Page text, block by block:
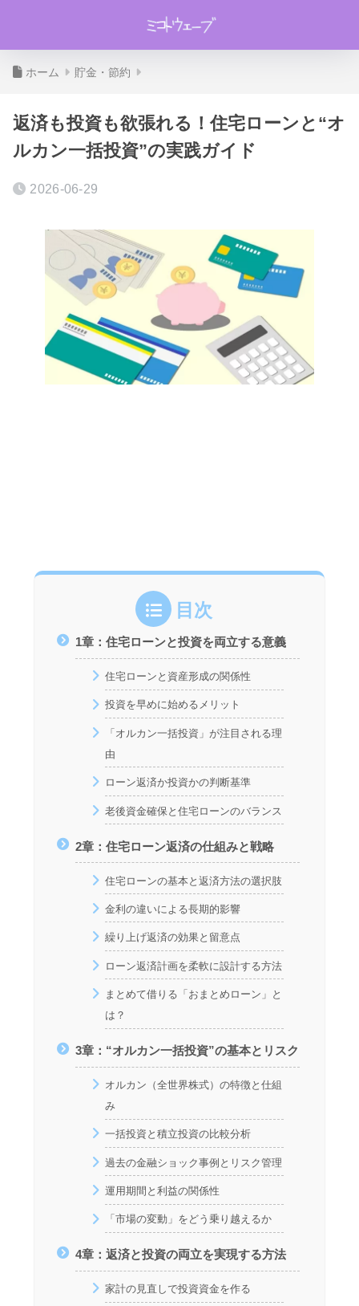
ホーム 貯金・節約
返済も投資も欲張れる！住宅ローンと“オ
ルカン一括投資”の実践ガイド
2026-06-29
目次
1章：住宅ローンと投資を両立する意義
住宅ローンと資産形成の関係性
投資を早めに始めるメリット
「オルカン一括投資」が注目される理
由
ローン返済か投資かの判断基準
老後資金確保と住宅ローンのバランス
2章：住宅ローン返済の仕組みと戦略
住宅ローンの基本と返済方法の選択肢
金利の違いによる長期的影響
繰り上げ返済の効果と留意点
ローン返済計画を柔軟に設計する方法
まとめて借りる「おまとめローン」と
は？
3章：“オルカン一括投資”の基本とリスク
オルカン（全世界株式）の特徴と仕組
み
一括投資と積立投資の比較分析
過去の金融ショック事例とリスク管理
運用期間と利益の関係性
「市場の変動」をどう乗り越えるか
4章：返済と投資の両立を実現する方法
家計の見直しで投資資金を作る